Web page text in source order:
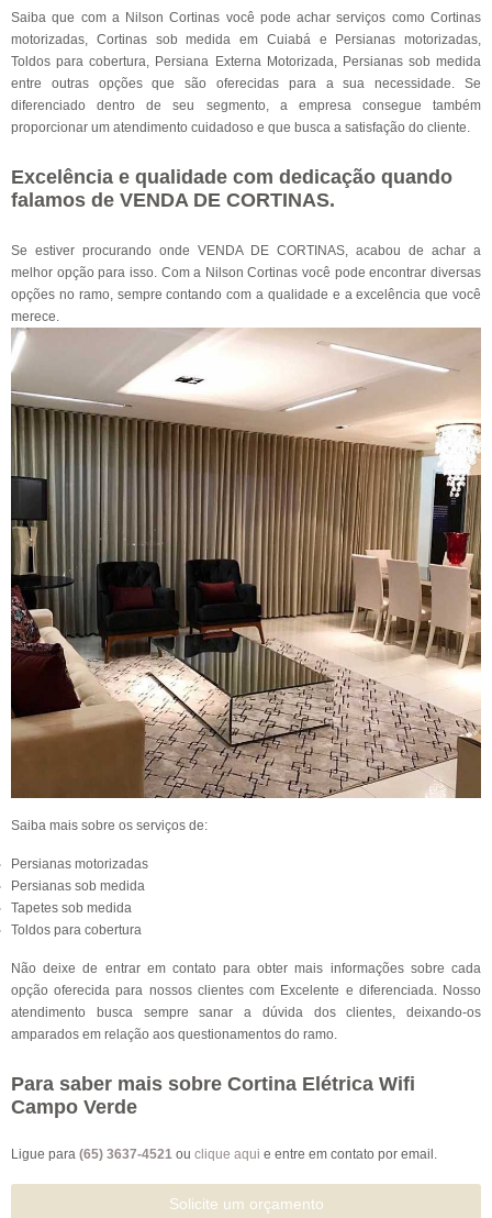
Saiba que com a Nilson Cortinas você pode achar serviços como Cortinas
motorizadas, Cortinas sob medida em Cuiabá e Persianas motorizadas,
Toldos para cobertura, Persiana Externa Motorizada, Persianas sob medida
entre outras opções que são oferecidas para a sua necessidade. Se
diferenciado dentro de seu segmento, a empresa consegue também
proporcionar um atendimento cuidadoso e que busca a satisfação do cliente.
Excelência e qualidade com dedicação quando
falamos de VENDA DE CORTINAS.
Se estiver procurando onde VENDA DE CORTINAS, acabou de achar a
melhor opção para isso. Com a Nilson Cortinas você pode encontrar diversas
opções no ramo, sempre contando com a qualidade e a excelência que você
merece.
Saiba mais sobre os serviços de:
Persianas motorizadas
Persianas sob medida
Tapetes sob medida
Toldos para cobertura
Não deixe de entrar em contato para obter mais informações sobre cada
opção oferecida para nossos clientes com Excelente e diferenciada. Nosso
atendimento busca sempre sanar a dúvida dos clientes, deixando-os
amparados em relação aos questionamentos do ramo.
Para saber mais sobre Cortina Elétrica Wifi
Campo Verde
Ligue para (65) 3637-4521 ou clique aqui e entre em contato por email.
Solicite um orçamento